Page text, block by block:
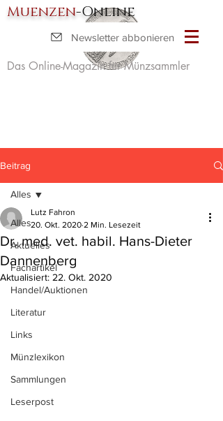
Muenzen-Online
Das Online-Magazin für Münzsammler
Newsletter abbonieren
Beitrag
Alles
Aktuelles
Fachartikel
Handel/Auktionen
Literatur
Links
Münzlexikon
Sammlungen
Leserpost
Alles
Dr. med. vet. habil. Hans-Dieter
Dannenberg
Lutz Fahron
20. Okt. 2020 2 Min. Lesezeit
Aktualisiert: 22. Okt. 2020